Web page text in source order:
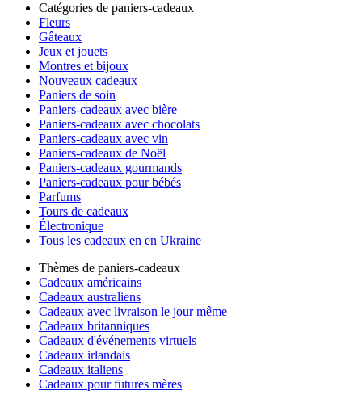
Catégories de paniers-cadeaux
Fleurs
Gâteaux
Jeux et jouets
Montres et bijoux
Nouveaux cadeaux
Paniers de soin
Paniers-cadeaux avec bière
Paniers-cadeaux avec chocolats
Paniers-cadeaux avec vin
Paniers-cadeaux de Noël
Paniers-cadeaux gourmands
Paniers-cadeaux pour bébés
Parfums
Tours de cadeaux
Électronique
Tous les cadeaux en en Ukraine
Thèmes de paniers-cadeaux
Cadeaux américains
Cadeaux australiens
Cadeaux avec livraison le jour même
Cadeaux britanniques
Cadeaux d'événements virtuels
Cadeaux irlandais
Cadeaux italiens
Cadeaux pour futures mères